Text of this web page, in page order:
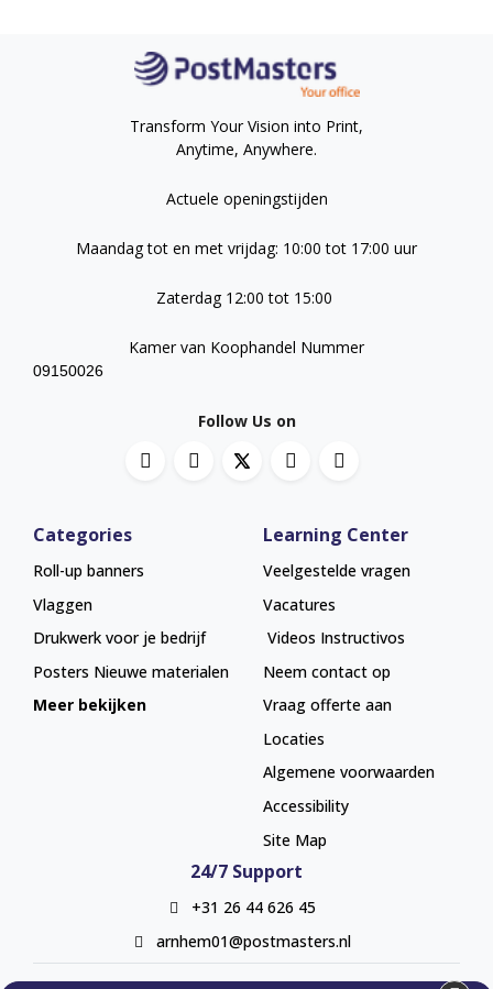
Transform Your Vision into Print,
Anytime, Anywhere.
Actuele openingstijden
Maandag tot en met vrijdag: 10:00 tot 17:00 uur
Zaterdag 12:00 tot 15:00
Kamer van Koophandel Nummer
09150026
Follow Us on
Categories
Roll-up banners
Vlaggen
Drukwerk voor je bedrijf
Posters Nieuwe materialen
Meer bekijken
Learning Center
Veelgestelde vragen
Vacatures
Videos Instructivos
Neem contact op
Vraag offerte aan
Locaties
Algemene voorwaarden
Accessibility
Site Map
24/7 Support
+31 26 44 626 45
arnhem01@postmasters.nl